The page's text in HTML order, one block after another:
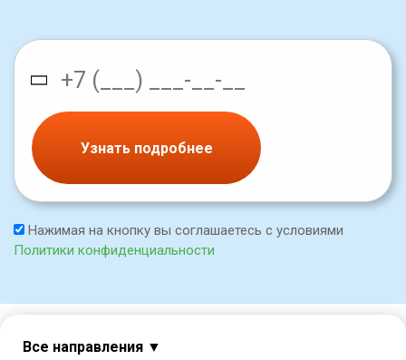
Узнать подробнее
Нажимая на кнопку вы соглашаетесь с условиями
Политики конфиденциальности
Все направления